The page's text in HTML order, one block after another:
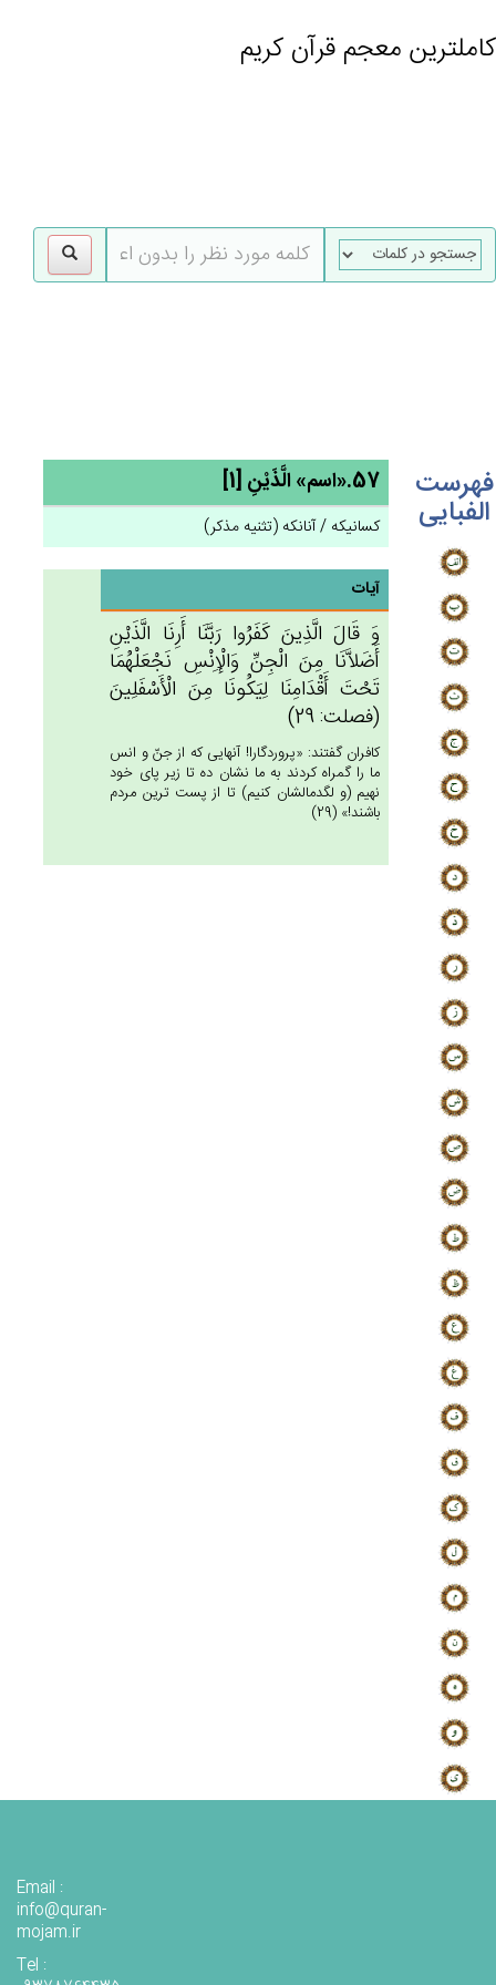
کاملترین معجم قرآن کریم
فهرست
الفبایی
57.«اسم» الَّذَيْن‌ِ [1]
کسانیکه / آنانکه (تثنیه مذکر)
آیات
وَ قَال‌َ الَّذِين‌َ كَفَرُوا رَبَّنَا أَرِنَا الَّذَيْن‌ِ
أَضَلاَّنَا مِن‌َ الْجِن‌ِّ وَالْإِنْس‌ِ نَجْعَلْهُمَا
تَحْت‌َ أَقْدَامِنَا لِيَكُونَا مِن‌َ الْأَسْفَلِين‌َ
(فصلت: 29)
كافران گفتند: «پروردگارا! آنهايى كه از جنّ و انس
ما را گمراه كردند به ما نشان ده تا زير پاى خود
نهيم (و لگدمالشان كنيم) تا از پست ترين مردم
باشند!» (29)
Email :
info@quran-
mojam.ir
Tel :